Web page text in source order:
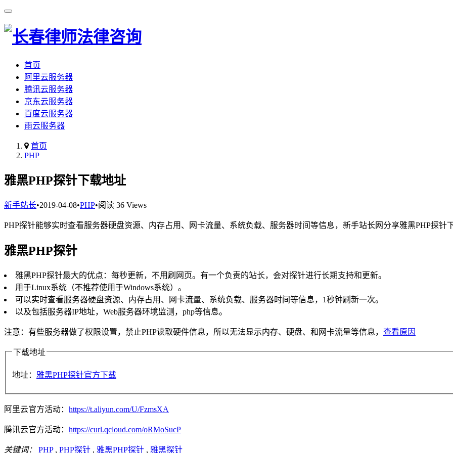
首页
阿里云服务器
腾讯云服务器
京东云服务器
百度云服务器
雨云服务器
首页
PHP
雅黑PHP探针下载地址
新手站长•2019-04-08•PHP•阅读 36 Views
PHP探针能够实时查看服务器硬盘资源、内存占用、网卡流量、系统负载、服务器时间等信息，新手站长网分享雅黑PHP探针
雅黑PHP探针
雅黑PHP探针最大的优点：每秒更新，不用刷网页。有一个负责的站长，会对探针进行长期支持和更新。
用于Linux系统（不推荐使用于Windows系统）。
可以实时查看服务器硬盘资源、内存占用、网卡流量、系统负载、服务器时间等信息，1秒钟刷新一次。
以及包括服务器IP地址，Web服务器环境监测，php等信息。
注意：有些服务器做了权限设置，禁止PHP读取硬件信息，所以无法显示内存、硬盘、和网卡流量等信息， 查看原因
下载地址
地址： 雅黑PHP探针官方下载
阿里云官方活动： https://t.aliyun.com/U/FzmsXA
腾讯云官方活动： https://curl.qcloud.com/oRMoSucP
关键词： PHP, PHP探针 , 雅黑PHP探针 , 雅黑探针